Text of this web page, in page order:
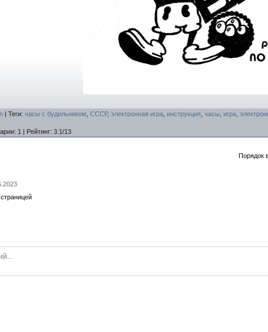
| Теги: часы с будильником СССР, электронная игра инструкция часы игра
: 1 | Рейтинг: 3.1/13
Порядок